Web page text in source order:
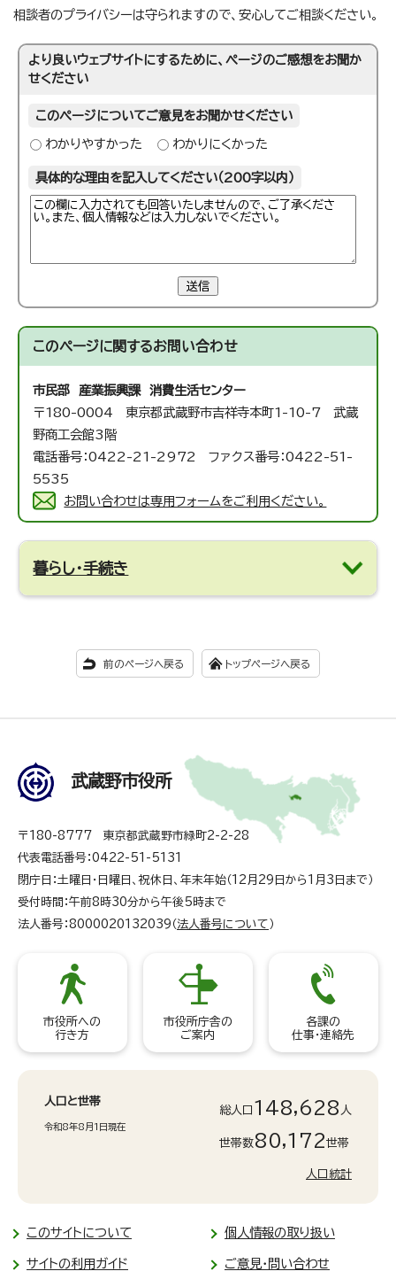
相談者のプライバシーは守られますので、安心してご相談ください。
より良いウェブサイトにするために、ページのご感想をお聞か
せください
このページについてご意見をお聞かせください
わかりやすかった わかりにくかった
具体的な理由を記入してください（200字以内）
送信
このページに関するお問い合わせ
市民部 産業振興課 消費生活センター
〒180-0004 東京都武蔵野市吉祥寺本町1-10-7 武蔵
野商工会館3階
電話番号：0422-21-2972 ファクス番号：0422-51-
5535
お問い合わせは専用フォームをご利用ください。
暮らし・手続き
前のページへ戻る トップページへ戻る
武蔵野市役所
〒180-8777 東京都武蔵野市緑町2-2-28
代表電話番号：0422-51-5131
閉庁日：土曜日・日曜日、祝休日、年末年始（12月29日から1月3日まで）
受付時間：午前8時30分から午後5時まで
法人番号：8000020132039（ 法人番号について ）
市役所への
行き方
市役所庁舎の
ご案内
各課の
仕事・連絡先
人口と世帯
令和8年8月1日現在
総人口 148,628 人
世帯数80,172世帯
人口統計
このサイトについて 個人情報の取り扱い
サイトの利用ガイド ご意見・問い合わせ